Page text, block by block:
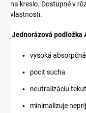
na kreslo. Dostupné v
vlastnosti.
Jednorázová podložka
vysoká
pocit sucha
neutralizáciu
minimalizuje